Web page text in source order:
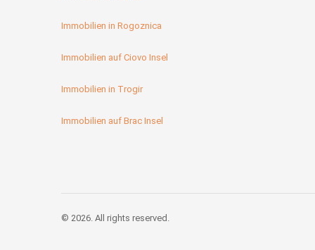
Immobilien in Rogoznica
Immobilien auf Ciovo Insel
Immobilien in Trogir
Immobilien auf Brac Insel
© 2026. All rights reserved.